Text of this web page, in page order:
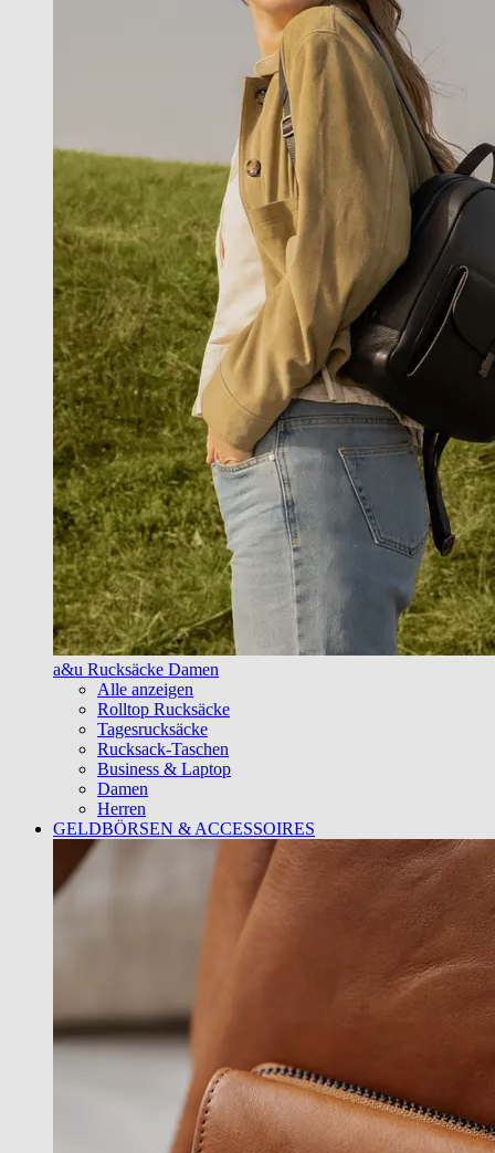
a&u Rucksäcke Damen
Alle anzeigen
Rolltop Rucksäcke
Tagesrucksäcke
Rucksack-Taschen
Business & Laptop
Damen
Herren
GELDBÖRSEN & ACCESSOIRES